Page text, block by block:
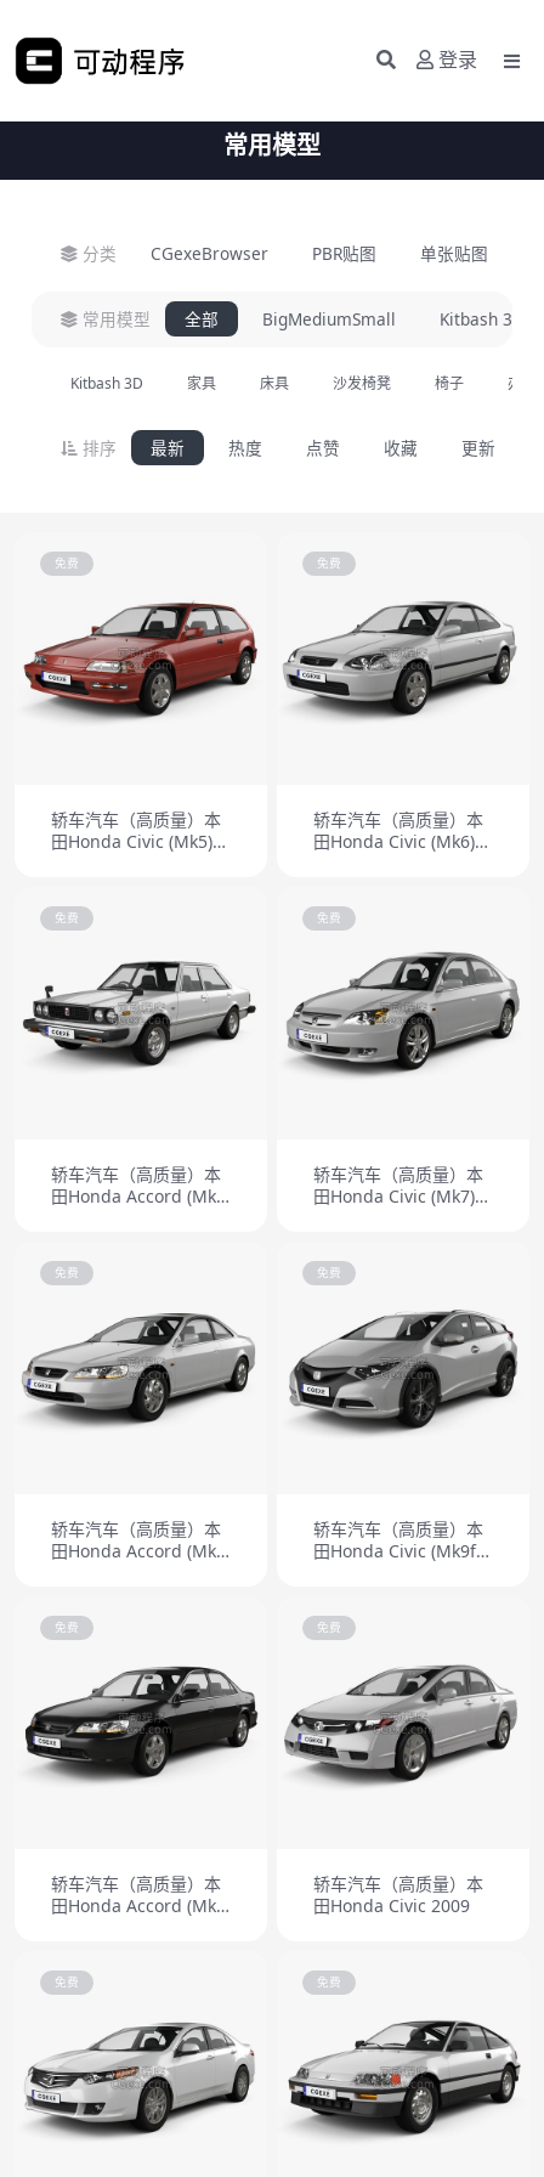
登录
常用模型
分类 CGexeBrowser PBR贴图 单张贴图
常用模型 全部 BigMediumSmall Kitbash 3D
Kitbash 3D 家具 床具 沙发椅凳 椅子 办公
排序 最新 热度 点赞 收藏 更新
免费
轿车汽车（高质量）本
田Honda Civic (Mk5)
免费
轿车汽车（高质量）本
田Honda Civic (Mk6)
免费
轿车汽车（高质量）本
田Honda Accord (Mk1)
免费
轿车汽车（高质量）本
田Honda Civic (Mk7)
免费
轿车汽车（高质量）本
田Honda Accord (Mk6)
免费
轿车汽车（高质量）本
田Honda Civic (Mk9f)
免费
轿车汽车（高质量）本
田Honda Accord (Mk6)
免费
轿车汽车（高质量）本
田Honda Civic 2009
免费 免费